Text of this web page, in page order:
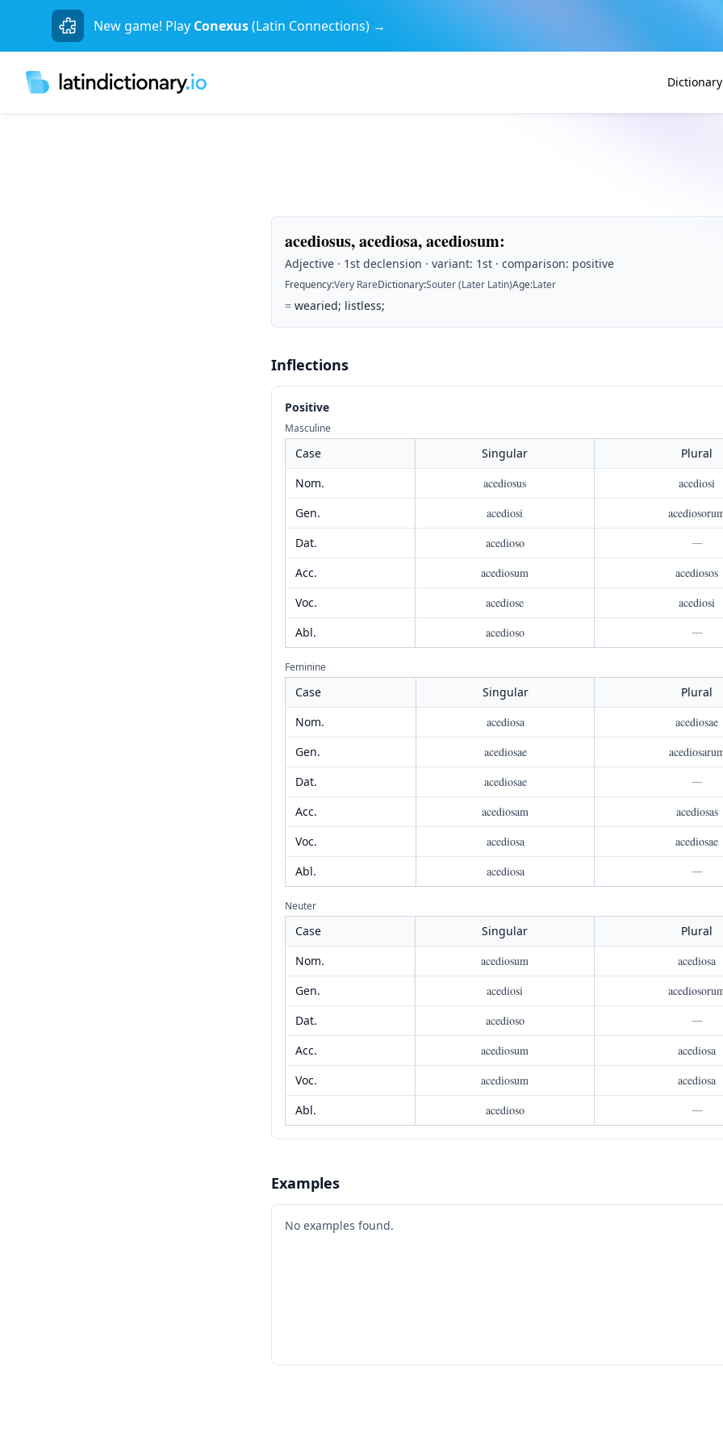
New game! Play Conexus(Latin Connections) →
Dictionary
acediosus, acediosa, acediosum:
Adjective · 1st declension · variant: 1st · comparison: positive
Frequency:Very RareDictionary:Souter (Later Latin)Age:Later
= wearied; listless;
Inflections
Positive
Masculine
Case Singular
Plural
Nom.
acediosus
acediosi
Gen.
acediosi
Dat.
acedioso
—
Acc.
acediosum
acediosos
Voc.
acediose
acediosi
Abl.
acedioso —
Feminine
Case Singular
Plural
Nom.
acediosa
acediosae
Gen.
acediosae
Dat.
acediosae
—
Acc.
acediosam
acediosas
Voc.
acediosa
acediosae
Abl.
acediosa —
Neuter
Case Singular
Plural
Nom.
acediosum
acediosa
Gen.
acediosi
Dat.
acedioso
—
Acc.
acediosum
acediosa
Voc.
acediosum
acediosa
Abl.
acedioso —
Examples
No examples found.